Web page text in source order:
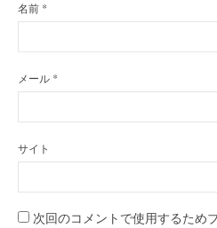
名前 *
メール *
サイト
次回のコメントで使用するため